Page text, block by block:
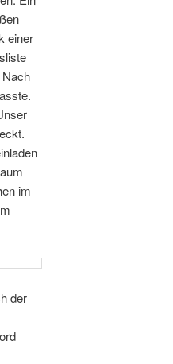
einer
im
der